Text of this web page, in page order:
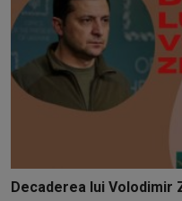
Decaderea lui Volodimir